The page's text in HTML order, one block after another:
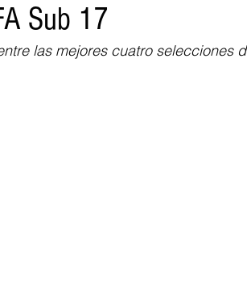
RAP CARIBE
Sub 17
las mejores cuatro selecciones